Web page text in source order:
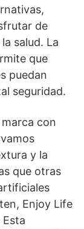
de
salud. La
que
puedan
seguridad.
con
y la
que otras
Enjoy Life